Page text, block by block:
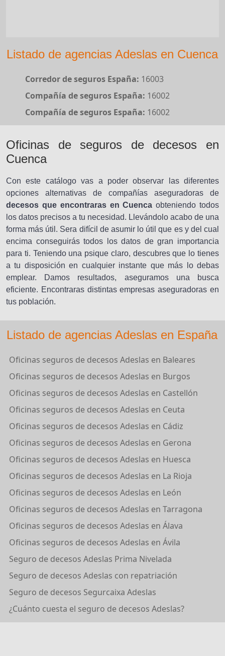
Listado de agencias Adeslas en Cuenca
Corredor de seguros España: 16003
Compañía de seguros España: 16002
Compañía de seguros España: 16002
Oficinas de seguros de decesos en
Cuenca
Con este catálogo vas a poder observar las diferentes
opciones alternativas de compañías aseguradoras de
decesos que encontraras en Cuenca obteniendo todos
los datos precisos a tu necesidad. Llevándolo acabo de una
forma más útil. Sera difícil de asumir lo útil que es y del cual
encima conseguirás todos los datos de gran importancia
para ti. Teniendo una psique claro, descubres que lo tienes
a tu disposición en cualquier instante que más lo debas
emplear. Damos resultados, aseguramos una busca
eficiente. Encontraras distintas empresas aseguradoras en
tus población.
Listado de agencias Adeslas en España
Oficinas seguros de decesos Adeslas en Baleares
Oficinas seguros de decesos Adeslas en Burgos
Oficinas seguros de decesos Adeslas en Castellón
Oficinas seguros de decesos Adeslas en Ceuta
Oficinas seguros de decesos Adeslas en Cádiz
Oficinas seguros de decesos Adeslas en Gerona
Oficinas seguros de decesos Adeslas en Huesca
Oficinas seguros de decesos Adeslas en La Rioja
Oficinas seguros de decesos Adeslas en León
Oficinas seguros de decesos Adeslas en Tarragona
Oficinas seguros de decesos Adeslas en Álava
Oficinas seguros de decesos Adeslas en Ávila
Seguro de decesos Adeslas Prima Nivelada
Seguro de decesos Adeslas con repatriación
Seguro de decesos Segurcaixa Adeslas
¿Cuánto cuesta el seguro de decesos Adeslas?